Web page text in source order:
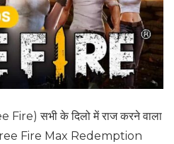
Fire) सभी के दिलो में राज करने वाला
Fire Max Redemption